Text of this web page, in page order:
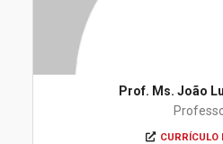
Prof. Ms. João
CURRÍCULO